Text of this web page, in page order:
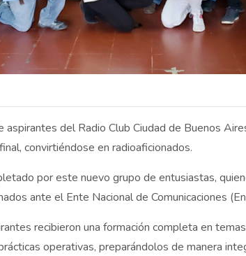
aspirantes del Radio Club Ciudad de Buenos
convirtiéndose en radioaficionados.
por este nuevo grupo de entusiastas,
ante el Ente Nacional de Comunicaciones
recibieron una formación completa en
operativas, preparándolos de manera